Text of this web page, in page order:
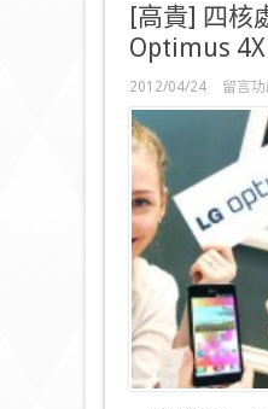
[高貴] 四核
Optimus 4X
2012/04/24
在
〈[高
核
理
LG
Optimus
4X
HD〉
中
留言